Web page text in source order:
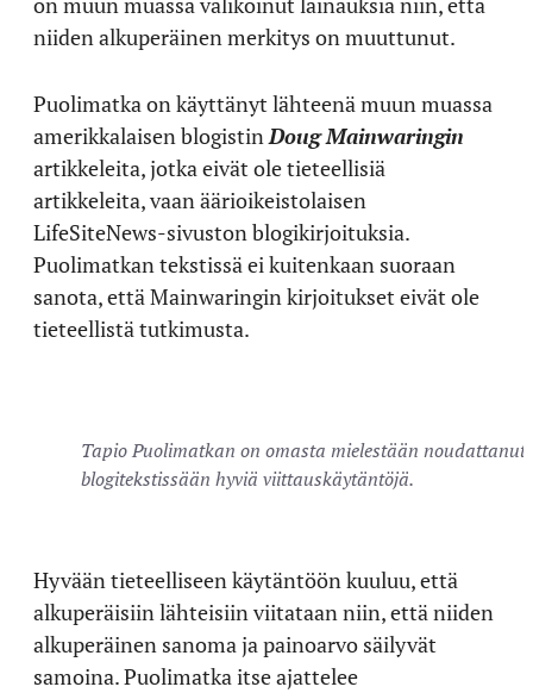
niiden alkuperäinen merkitys on muuttunut.
Puolimatka on käyttänyt lähteenä muun muassa
amerikkalaisen blogistinDoug Mainwaringin
artikkeleita, jotka eivät ole tieteellisiä
artikkeleita, vaan äärioikeistolaisen
LifeSiteNews-sivuston blogikirjoituksia.
Puolimatkan tekstissä ei kuitenkaan suoraan
sanota, että Mainwaringin kirjoitukset eivät ole
tieteellistä tutkimusta.
Tapio Puolimatkan on omasta mielestään noudattanut
blogitekstissään hyviä viittauskäytäntöjä.
Hyvään tieteelliseen käytäntöön kuuluu, että
alkuperäisiin lähteisiin viitataan niin, että niiden
alkuperäinen sanoma ja painoarvo säilyvät
samoina. Puolimatka itse ajattelee